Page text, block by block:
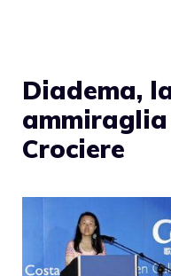
Diadema,
Crociere